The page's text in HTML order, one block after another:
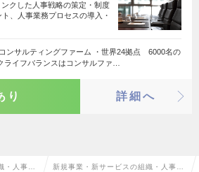
クした人事戦略の策定・制度
、人事業務プロセスの導入・
ンサルティングファーム ・世界24拠点 6000名の
ライフバランスはコンサルファ…
り 詳細へ
・人事コ 新規事業・新サービスの組織・人事コ